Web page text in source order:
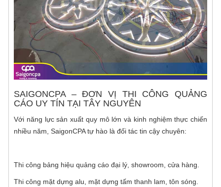
SAIGONCPA – ĐƠN VỊ THI CÔNG QUẢNG
CÁO UY TÍN TẠI TÂY NGUYÊN
Với năng lực sản xuất quy mô lớn và kinh nghiệm thực chiến
nhiều năm, SaigonCPA tự hào là đối tác tin cậy chuyên:
Thi công bảng hiệu quảng cáo đại lý, showroom, cửa hàng.
Thi công mặt dựng alu, mặt dựng tấm thanh lam, tôn sóng.